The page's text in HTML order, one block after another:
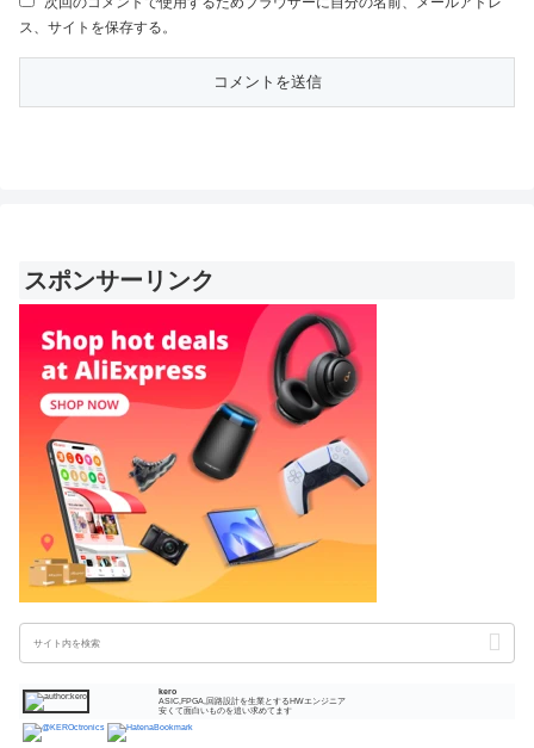
ス、サイトを保存する。
スポンサーリンク
kero
ASIC,FPGA,回路設計を生業とするHWエンジニア
安くて面白いものを追い求めてます